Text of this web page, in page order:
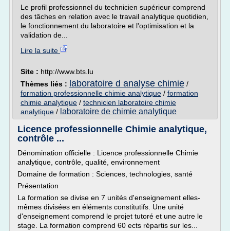
Le profil professionnel du technicien supérieur comprend
des tâches en relation avec le travail analytique quotidien,
le fonctionnement du laboratoire et l'optimisation et la
validation de...
Lire la suite
Site : http://www.bts.lu
Thèmes liés : laboratoire d analyse chimie /
formation professionnelle chimie analytique / formation
chimie analytique / technicien laboratoire chimie
analytique / laboratoire de chimie analytique
Licence professionnelle Chimie analytique,
contrôle ...
Dénomination officielle : Licence professionnelle Chimie
analytique, contrôle, qualité, environnement
Domaine de formation : Sciences, technologies, santé
Présentation
La formation se divise en 7 unités d'enseignement elles-
mêmes divisées en éléments constitutifs. Une unité
d'enseignement comprend le projet tutoré et une autre le
stage. La formation comprend 60 ects répartis sur les...